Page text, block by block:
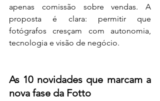
apenas comissão sobre vendas. A
proposta é clara: permitir que
fotógrafos cresçam com autonomia,
tecnologia e visão de negócio.
As 10 novidades que marcam a
nova fase da Fotto